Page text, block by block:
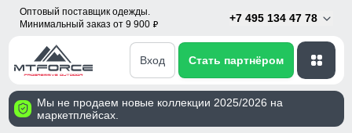
Оптовый поставщик одежды.
Минимальный заказ от 9 900 p
+7 495 134 47 78
Вход Стать партнёром
Мы не продаем новые коллекции 2025/2026 на
маркетплейсах.